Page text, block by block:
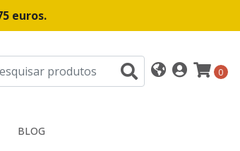
euros.
0
BLOG